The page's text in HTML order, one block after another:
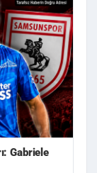
Gabriele